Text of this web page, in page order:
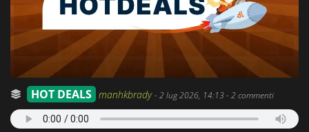
HOT DEALS manhkbrady-2 lug 2026, 14:13- 2 commenti